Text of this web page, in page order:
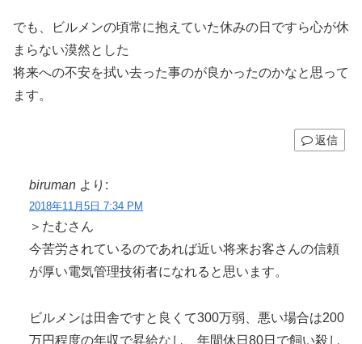
でも、ビルメンの頃常に抱えていた休みの日ですら心が休
まらない漠然とした
将来への不安を拭い去った事のが良かったのかなと思って
ます。
返信
biruman より:
2018年11月5日 7:34 PM
＞たむさん
今苦労されているのであれば近い将来お客さんの信頼
が厚い電気管理技術者になれると思います。
ビルメンは田舎ですと良くて300万弱、悪い場合は200
万円程度の年収で昇給なし、年間休日80日で飼い殺し